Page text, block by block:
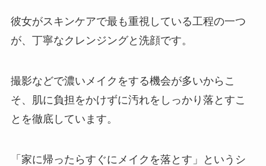
彼女がスキンケアで最も重視している工程の一つ
が、丁寧なクレンジングと洗顔です。
撮影などで濃いメイクをする機会が多いからこ
そ、肌に負担をかけずに汚れをしっかり落とすこ
とを徹底しています。
「家に帰ったらすぐにメイクを落とす」というシ